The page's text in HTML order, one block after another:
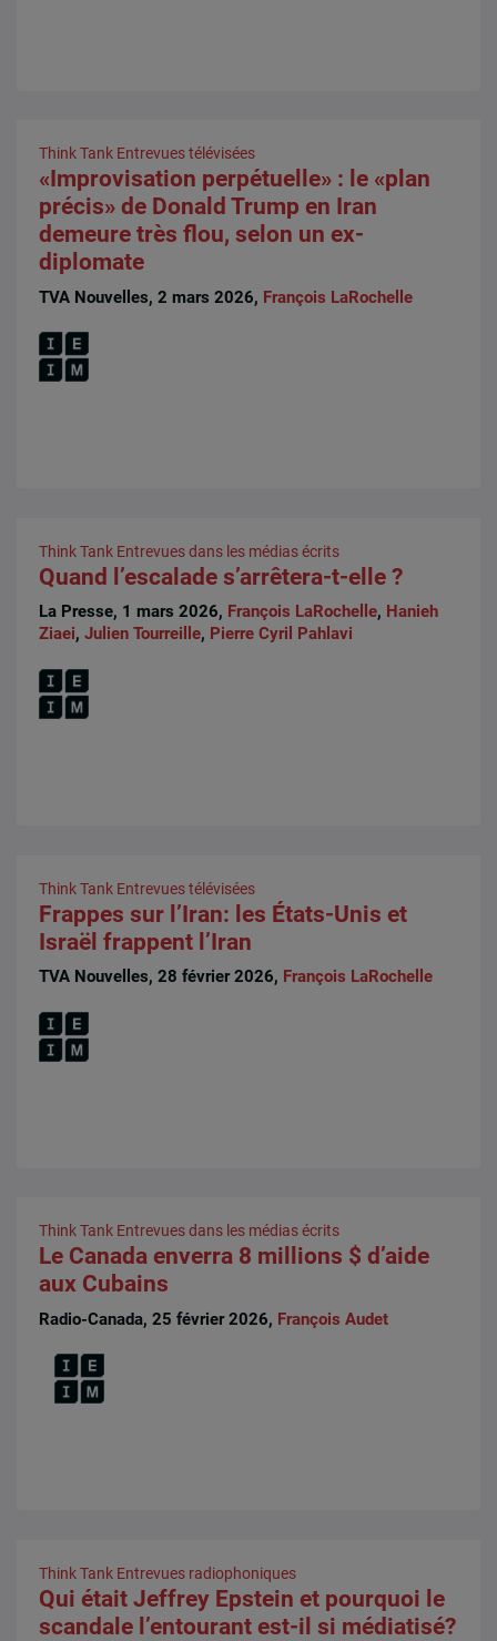
Think Tank Entrevues télévisées
«Improvisation perpétuelle» : le «plan
précis» de Donald Trump en Iran
demeure très flou, selon un ex-
diplomate
TVA Nouvelles, 2 mars 2026, François LaRochelle
Think Tank Entrevues dans les médias écrits
Quand l’escalade s’arrêtera-t-elle ?
La Presse, 1 mars 2026, François LaRochelle, Hanieh
Ziaei,Julien Tourreille, Pierre Cyril Pahlavi
Think Tank Entrevues télévisées
Frappes sur l’Iran: les États-Unis et
Israël frappent l’Iran
TVA Nouvelles, 28 février 2026, François LaRochelle
Think Tank Entrevues dans les médias écrits
Le Canada enverra 8 millions $ d’aide
aux Cubains
Radio-Canada, 25 février 2026, François Audet
Think Tank Entrevues radiophoniques
Qui était Jeffrey Epstein et pourquoi le
scandale l’entourant est-il si médiatisé?